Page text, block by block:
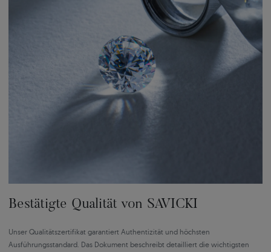
Bestätigte Qualität von SAVICKI
Unser Qualitätszertifikat garantiert Authentizität und höchsten
Ausführungsstandard. Das Dokument beschreibt detailliert die wichtigsten